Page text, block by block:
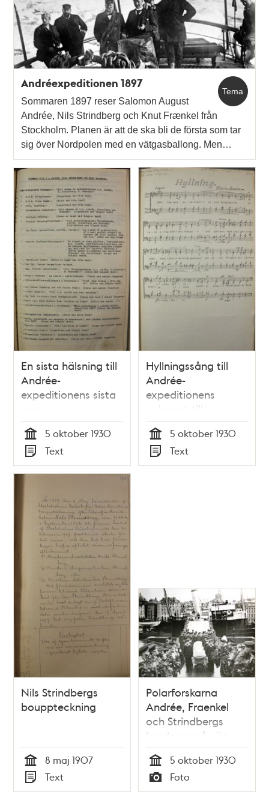
Tema
Andréexpeditionen 1897
Sommaren 1897 reser Salomon August
Andrée, Nils Strindberg och Knut Frænkel från
Stockholm. Planen är att de ska bli de första som tar
sig över Nordpolen med en vätgasballong. Men…
En sista hälsning till
Andrée-
expeditionens sista
Tid
5 oktober 1930
Typ
Text
Hyllningssång till
Andrée-
expeditionens
ankomst till
Skeppsholmen
Tid
5 oktober 1930
Typ
Text
Nils Strindbergs
bouppteckning
Tid
8 maj 1907
Typ
Text
Polarforskarna
Andrée, Fraenkel
och Strindbergs
kvarlevor på väg
mot begravning
Tid
5 oktober 1930
Typ
Foto